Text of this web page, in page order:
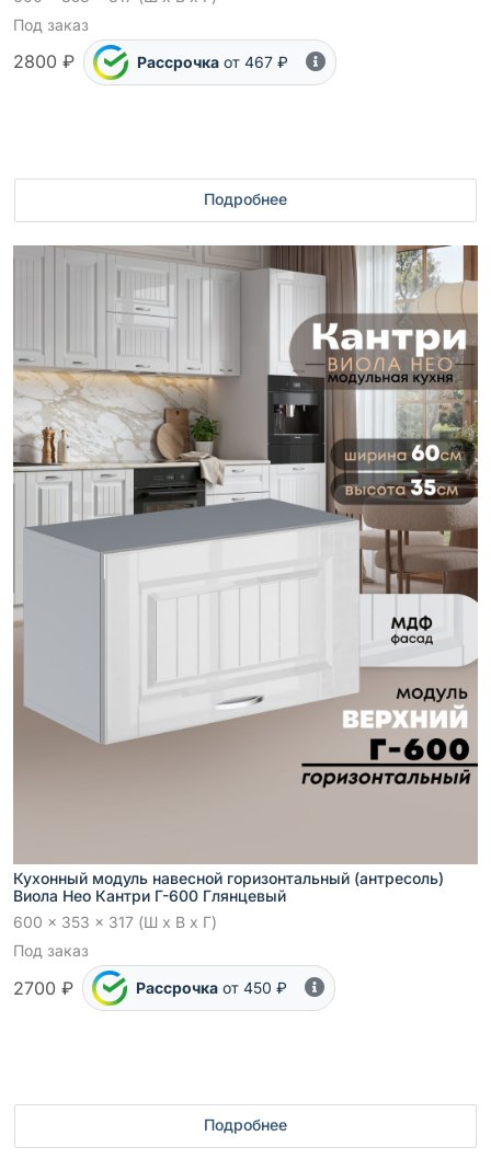
Под заказ
2800 ₽ Рассрочка от 467 ₽
Подробнее
Кухонный модуль навесной горизонтальный (антресоль)
Виола Нео Кантри Г-600 Глянцевый
600 x 353 x 317 (Ш x В x Г)
Под заказ
2700 ₽ Рассрочка от 450 ₽
Подробнее